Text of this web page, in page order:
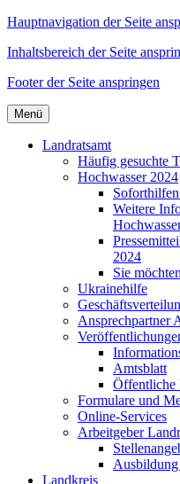
Hauptnavigation der Seite
Inhaltsbereich der Seite
Footer der Seite anspringen
Menü
Landratsamt
Häufig gesuchte
Hochwasser 2024
Weitere
2024
Sie
Ukrainehilfe
Ansprechpartner
Amtsblatt
Öffentliche
Formulare und
Online-Services
Arbeitgeber
Ausbildung
Landkreis